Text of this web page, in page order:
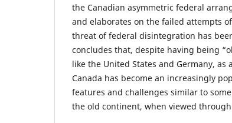
the Canadian asymmetric federal
and elaborates on the failed attempts
threat of federal disintegration has
concludes that, despite having being
like the United States and Germany,
Canada has become an increasingly
features and challenges similar to
the old continent, when viewed